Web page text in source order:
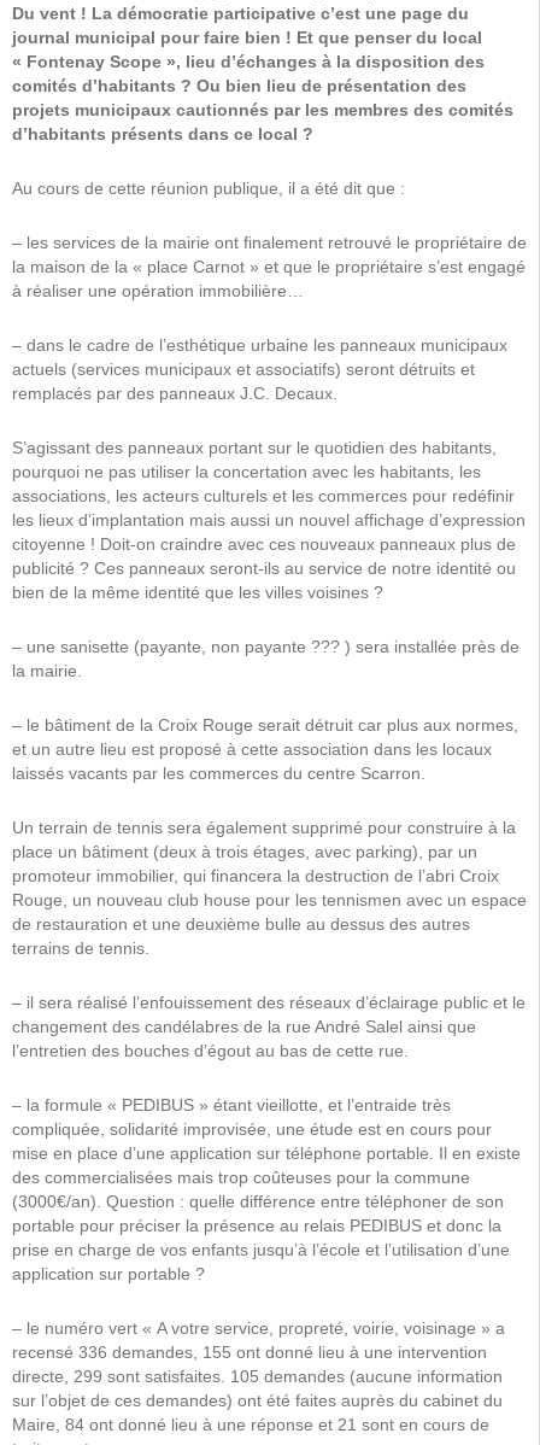
Du vent ! La démocratie participative c’est une page du
journal municipal pour faire bien ! Et que penser du local
« Fontenay Scope », lieu d’échanges à la disposition des
comités d’habitants ? Ou bien lieu de présentation des
projets municipaux cautionnés par les membres des comités
d’habitants présents dans ce local ?
Au cours de cette réunion publique, il a été dit que :
– les services de la mairie ont finalement retrouvé le propriétaire de
la maison de la « place Carnot » et que le propriétaire s’est engagé
à réaliser une opération immobilière…
– dans le cadre de l’esthétique urbaine les panneaux municipaux
actuels (services municipaux et associatifs) seront détruits et
remplacés par des panneaux J.C. Decaux.
S’agissant des panneaux portant sur le quotidien des habitants,
pourquoi ne pas utiliser la concertation avec les habitants, les
associations, les acteurs culturels et les commerces pour redéfinir
les lieux d’implantation mais aussi un nouvel affichage d’expression
citoyenne ! Doit-on craindre avec ces nouveaux panneaux plus de
publicité ? Ces panneaux seront-ils au service de notre identité ou
bien de la même identité que les villes voisines ?
– une sanisette (payante, non payante ??? ) sera installée près de
la mairie.
– le bâtiment de la Croix Rouge serait détruit car plus aux normes,
et un autre lieu est proposé à cette association dans les locaux
laissés vacants par les commerces du centre Scarron.
Un terrain de tennis sera également supprimé pour construire à la
place un bâtiment (deux à trois étages, avec parking), par un
promoteur immobilier, qui financera la destruction de l’abri Croix
Rouge, un nouveau club house pour les tennismen avec un espace
de restauration et une deuxième bulle au dessus des autres
terrains de tennis.
– il sera réalisé l’enfouissement des réseaux d’éclairage public et le
changement des candélabres de la rue André Salel ainsi que
l’entretien des bouches d’égout au bas de cette rue.
– la formule « PEDIBUS » étant vieillotte, et l’entraide très
compliquée, solidarité improvisée, une étude est en cours pour
mise en place d’une application sur téléphone portable. Il en existe
des commercialisées mais trop coûteuses pour la commune
(3000€/an). Question : quelle différence entre téléphoner de son
portable pour préciser la présence au relais PEDIBUS et donc la
prise en charge de vos enfants jusqu’à l’école et l’utilisation d’une
application sur portable ?
– le numéro vert « A votre service, propreté, voirie, voisinage » a
recensé 336 demandes, 155 ont donné lieu à une intervention
directe, 299 sont satisfaites. 105 demandes (aucune information
sur l’objet de ces demandes) ont été faites auprès du cabinet du
Maire, 84 ont donné lieu à une réponse et 21 sont en cours de